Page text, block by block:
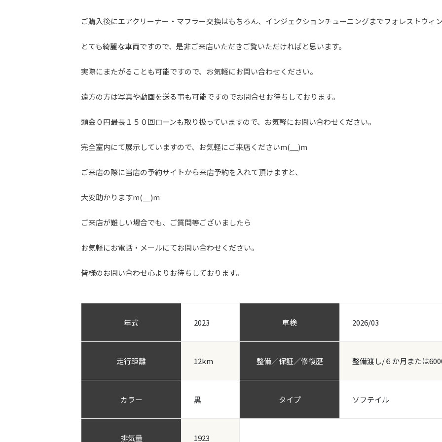
ご購入後にエアクリーナー・マフラー交換はもちろん、インジェクションチューニングまでフォレストウィ
とても綺麗な車両ですので、是非ご来店いただきご覧いただければと思います。
実際にまたがることも可能ですので、お気軽にお問い合わせください。
遠方の方は写真や動画を送る事も可能ですのでお問合せお待ちしております。
頭金０円最長１５０回ローンも取り扱っていますので、お気軽にお問い合わせください。
完全室内にて展示していますので、お気軽にご来店くださいm(__)m
ご来店の際に当店の予約サイトから来店予約を入れて頂けますと、
大変助かりますm(__)m
ご来店が難しい場合でも、ご質問等ございましたら
お気軽にお電話・メールにてお問い合わせください。
皆様のお問い合わせ心よりお待ちしております。
年式 2023 車検 2026/03
走行距離 12km 整備／保証／修復歴 整備渡し/６か月または
カラー 黒 タイプ ソフテイル
排気量 1923